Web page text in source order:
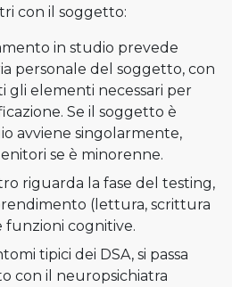
con il soggetto:
in studio prevede
personale del soggetto, con
gli elementi necessari per
Se il soggetto è
avviene singolarmente,
se è minorenne.
riguarda la fase del testing,
(lettura, scrittura
funzioni cognitive.
tipici dei DSA, si passa
con il neuropsichiatra